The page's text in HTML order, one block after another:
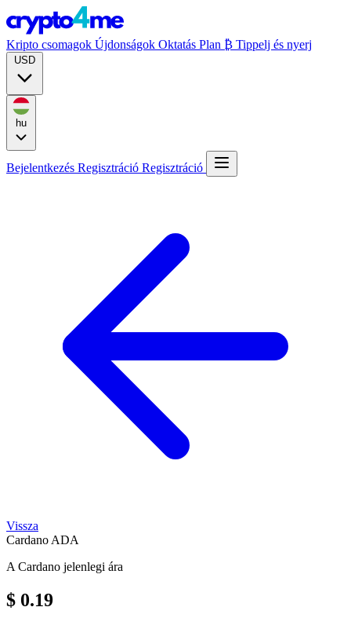
Kripto csomagok Újdonságok Oktatás Plan ₿ Tippelj és nyerj
Bejelentkezés Regisztráció Regisztráció
Vissza
Cardano ADA
A Cardano jelenlegi ára
$ 0.19